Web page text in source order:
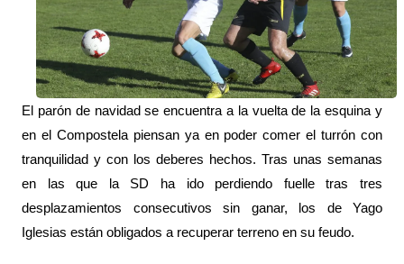
El parón de navidad se encuentra a la vuelta de la esquina y
en el Compostela piensan ya en poder comer el turrón con
tranquilidad y con los deberes hechos. Tras unas semanas
en las que la SD ha ido perdiendo fuelle tras tres
desplazamientos consecutivos sin ganar, los de Yago
Iglesias están obligados a recuperar terreno en su feudo.